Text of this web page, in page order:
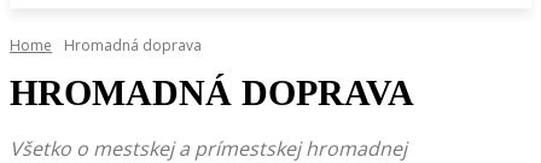
Home Hromadná doprava
HROMADNÁ DOPRAVA
Všetko o mestskej a prímestskej hromadnej